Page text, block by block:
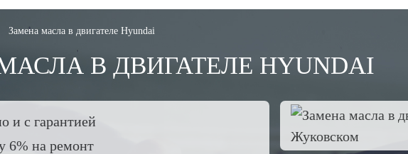
Замена масла в двигателе Hyundai
В ДВИГАТЕЛЕ HYUNDAI
и с гарантией
6% на ремонт